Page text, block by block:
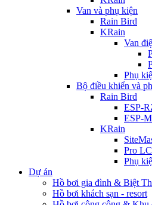
Van và phụ kiện
Rain Bird
KRain
Van
Phụ
Bộ điều khiển và
Rain Bird
ESP-
ESP-
KRain
Pro LC
Phụ
Dự án
Hồ bơi gia đình & Biệt
Hồ bơi khách sạn - resort